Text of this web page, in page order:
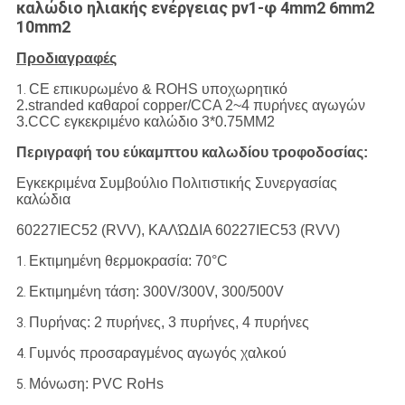
καλώδιο ηλιακής ενέργειας pv1-φ 4mm2 6mm2
10mm2
Προδιαγραφές
1. CE επικυρωμένο & ROHS υποχωρητικό
2.stranded καθαροί copper/CCA 2~4 πυρήνες αγωγών
3.CCC εγκεκριμένο καλώδιο 3*0.75MM2
Περιγραφή του εύκαμπτου καλωδίου τροφοδοσίας:
Εγκεκριμένα Συμβούλιο Πολιτιστικής Συνεργασίας
καλώδια
60227IEC52 (RVV), ΚΑΛΏΔΙΑ 60227IEC53 (RVV)
1. Εκτιμημένη θερμοκρασία: 70°C
2. Εκτιμημένη τάση: 300V/300V, 300/500V
3. Πυρήνας: 2 πυρήνες, 3 πυρήνες, 4 πυρήνες
4. Γυμνός προσαραγμένος αγωγός χαλκού
5. Μόνωση: PVC RoHs